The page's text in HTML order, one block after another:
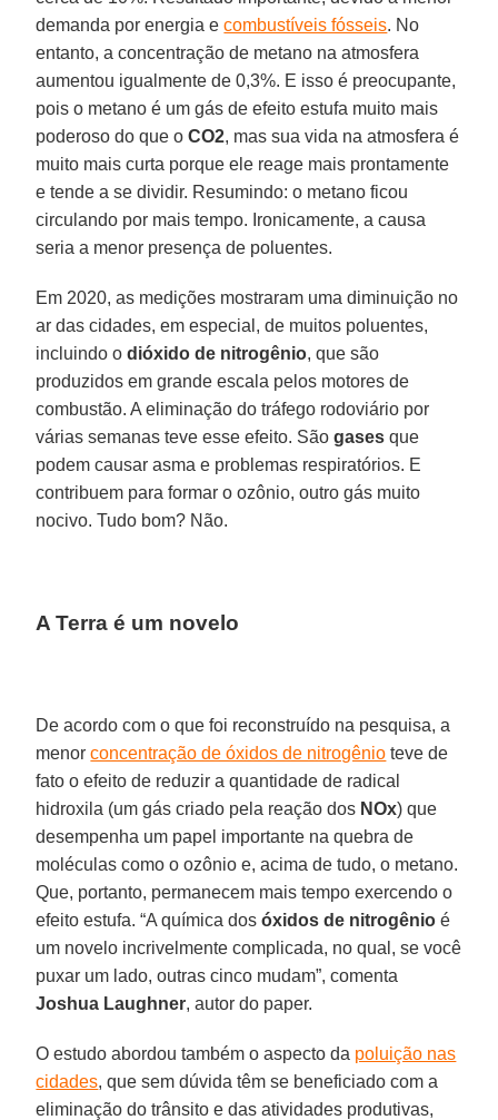
demanda por energia ecombustíveis fósseis. No
entanto, a concentração de metano na atmosfera
aumentou igualmente de 0,3%. E isso é preocupante,
pois o metano é um gás de efeito estufa muito mais
poderoso do que oCO2, mas sua vida na atmosfera é
muito mais curta porque ele reage mais prontamente
e tende a se dividir. Resumindo: o metano ficou
circulando por mais tempo. Ironicamente, a causa
seria a menor presença de poluentes.
Em 2020, as medições mostraram uma diminuição no
ar das cidades, em especial, de muitos poluentes,
incluindo odióxido de nitrogênio, que são
produzidos em grande escala pelos motores de
combustão. A eliminação do tráfego rodoviário por
várias semanas teve esse efeito. Sãogases que
podem causar asma e problemas respiratórios. E
contribuem para formar o ozônio, outro gás muito
nocivo. Tudo bom? Não.
A Terra é um novelo
De acordo com o que foi reconstruído na pesquisa, a
menorconcentração de óxidos de nitrogênio teve de
fato o efeito de reduzir a quantidade de radical
hidroxila (um gás criado pela reação dos NOx) que
desempenha um papel importante na quebra de
moléculas como o ozônio e, acima de tudo, o metano.
Que, portanto, permanecem mais tempo exercendo o
efeito estufa. “A química dosóxidos de nitrogênio é
um novelo incrivelmente complicada, no qual, se você
puxar um lado, outras cinco mudam”, comenta
Joshua Laughner, autor do paper.
O estudo abordou também o aspecto da poluição nas
cidades, que sem dúvida têm se beneficiado com a
eliminação do trânsito e das atividades produtivas,